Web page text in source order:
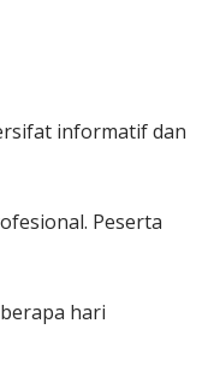
informatif dan
Peserta
hari